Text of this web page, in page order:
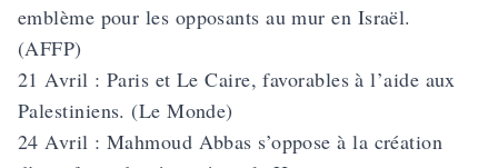
emblème pour les opposants au mur en Israël.
(AFFP)
21 Avril : Paris et Le Caire, favorables à l’aide aux
Palestiniens. (Le Monde)
24 Avril : Mahmoud Abbas s’oppose à la création